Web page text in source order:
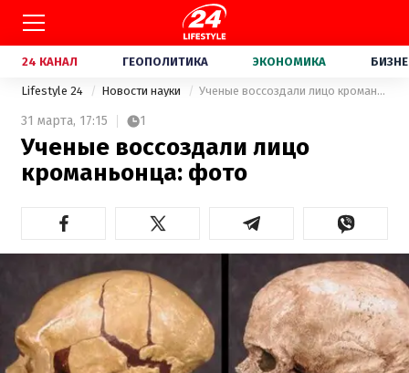
24 КАНАЛ ГЕОПОЛИТИКА ЭКОНОМИКА
Lifestyle 24 Новости науки Ученые воссоздали лицо кроманьонца: фото
31 марта, 17:15 1
Ученые воссоздали лицо
кроманьонца: фото